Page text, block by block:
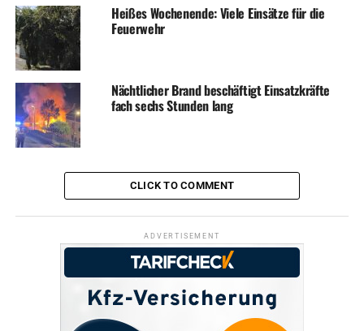
Heißes Wochenende: Viele Einsätze für die
Feuerwehr
Nächtlicher Brand beschäftigt Einsatzkräfte
fach sechs Stunden lang
CLICK TO COMMENT
ADVERTISEMENT